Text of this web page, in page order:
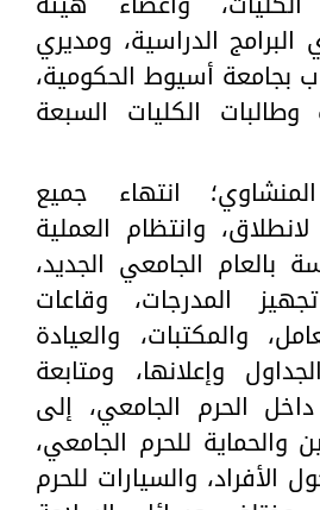
الدراسية، ومديري
بجامعة أسيوط الحكومية،
وطالبات الكليات السبعة
انتهاء جميع
لانطلاق، وانتظام العملية
بالعام الجامعي الجديد،
المدرجات، وقاعات
والمكتبات، والعيادة
وإعلانها، ومتابعة
داخل الحرم الجامعي، إلى
والحماية للحرم الجامعي،
الأفراد، والسيارات للحرم